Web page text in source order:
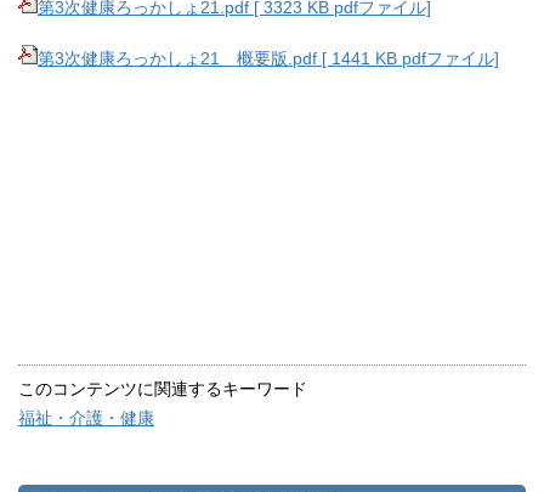
第3次健康ろっかしょ21.pdf [ 3323 KB pdfファイル]
第3次健康ろっかしょ21 概要版.pdf [ 1441 KB pdfファイル]
このコンテンツに関連するキーワード
福祉・介護・健康